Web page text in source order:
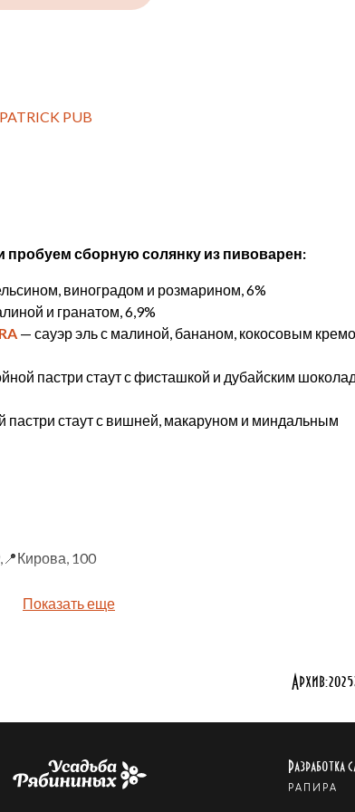
PUB
пробуем сборную солянку из пивоварен:
виноградом и розмарином, 6%
и гранатом, 6,9%
— сауэр эль с малиной, бананом, кокосовым
пастри стаут с фисташкой и дубайским
пастри стаут с вишней, макаруном и миндальным
100
Показать еще
Архив:2025
Разработка
РАПИРА